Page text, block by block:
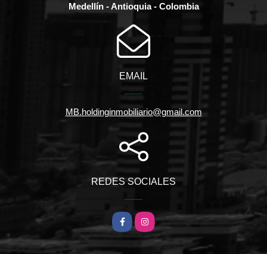
Medellín - Antioquia - Colombia
EMAIL
MB.holdinginmobiliario@gmail.com
REDES SOCIALES
FacebookInstagram